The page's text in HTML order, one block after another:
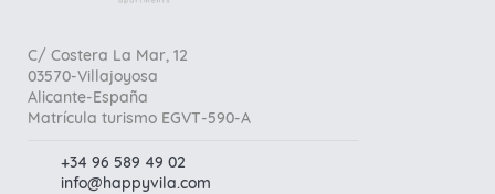
C/ Costera La Mar, 12
03570-Villajoyosa
Alicante-España
Matrícula turismo EGVT-590-A
+34 96 589 49 02
info@happyvila.com